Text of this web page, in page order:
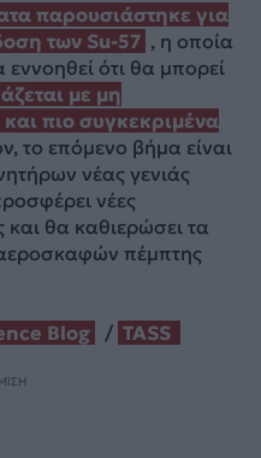
παρουσιάστηκε για
των Su-57 , η οποία
ότι θα μπορεί
με μη
πιο συγκεκριμένα
το επόμενο βήμα είναι
νέας γενιάς
νέες
και θα καθιερώσει τα
πέμπτης
Blog / TASS